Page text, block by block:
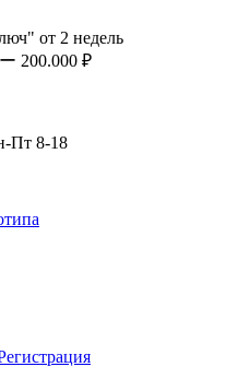
от 2 недель
200.000 ₽
Пт 8-18